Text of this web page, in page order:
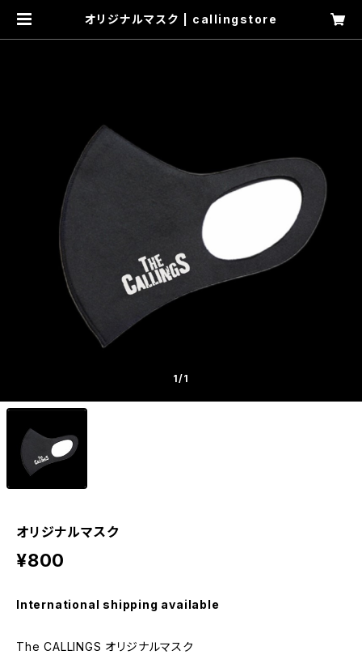
オリジナルマスク | callingstore
1/1
オリジナルマスク
¥800
International shipping available
The CALLINGS オリジナルマスク